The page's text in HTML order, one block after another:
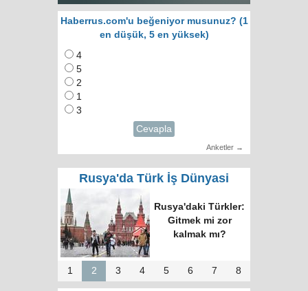
Haberrus.com'u beğeniyor musunuz? (1
en düşük, 5 en yüksek)
4
5
2
1
3
Cevapla
Anketler →
Rusya'da Türk İş Dünyasi
RUTID üyeleri ve
Putin’in temsilcisi
Moskova’da bir
araya geldi
1 2 3 4 5 6 7 8